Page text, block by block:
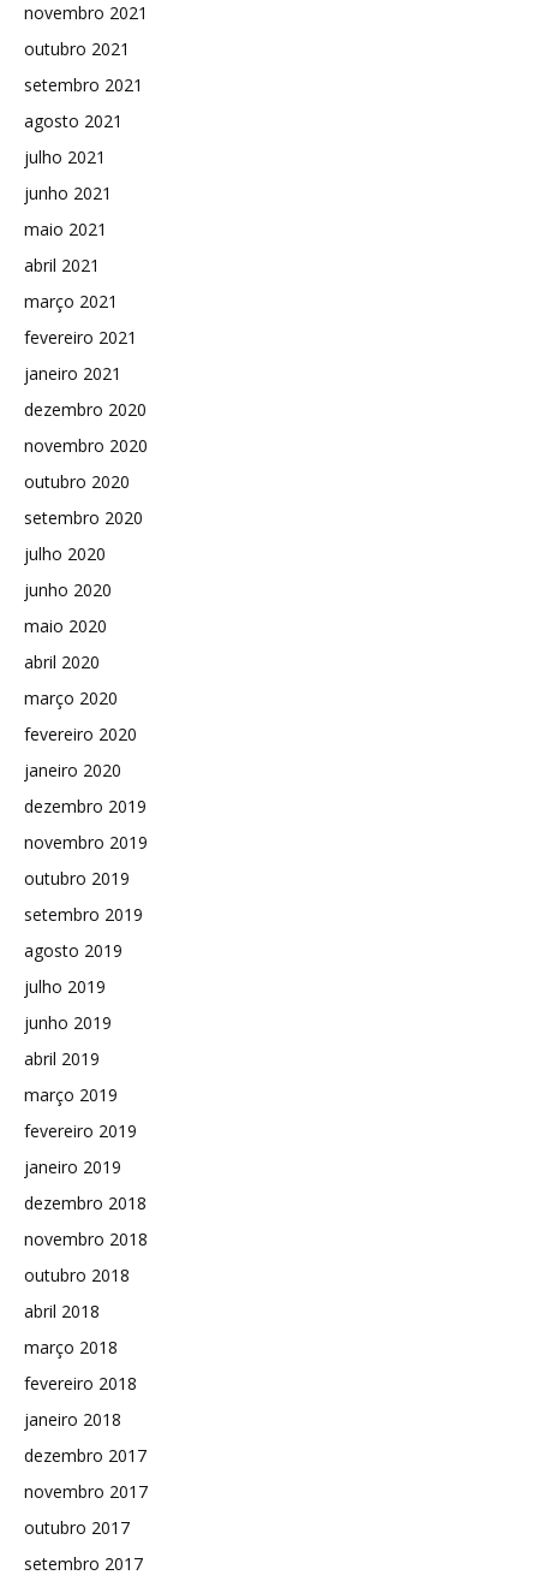
novembro 2021
outubro 2021
setembro 2021
agosto 2021
julho 2021
junho 2021
maio 2021
abril 2021
março 2021
fevereiro 2021
janeiro 2021
dezembro 2020
novembro 2020
outubro 2020
setembro 2020
julho 2020
junho 2020
maio 2020
abril 2020
março 2020
fevereiro 2020
janeiro 2020
dezembro 2019
novembro 2019
outubro 2019
setembro 2019
agosto 2019
julho 2019
junho 2019
abril 2019
março 2019
fevereiro 2019
janeiro 2019
dezembro 2018
novembro 2018
outubro 2018
abril 2018
março 2018
fevereiro 2018
janeiro 2018
dezembro 2017
novembro 2017
outubro 2017
setembro 2017